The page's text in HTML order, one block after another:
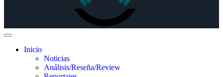
Inicio
Noticias
Análisis/Reseña/Review